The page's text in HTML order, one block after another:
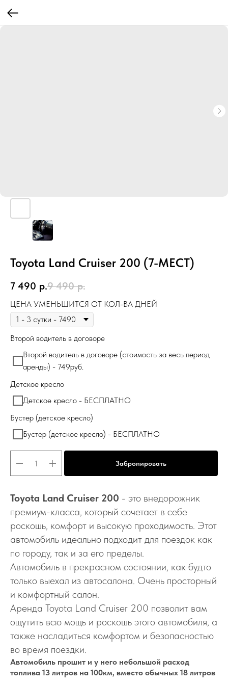
Toyota Land Cruiser 200 (7-МЕСТ)
7 490 р.9 490 р.
ЦЕНА УМЕНЬШИТСЯ ОТ КОЛ-ВА ДНЕЙ
Второй водитель в договоре
Второй водитель в договоре (стоимость за весь период
аренды) - 749руб.
Детское кресло
Детское кресло - БЕСПЛАТНО
Бустер (детское кресло)
Бустер (детское кресло) - БЕСПЛАТНО
Забронировать
Toyota Land Cruiser 200 - это внедорожник
премиум-класса, который сочетает в себе
роскошь, комфорт и высокую проходимость. Этот
автомобиль идеально подходит для поездок как
по городу, так и за его пределы.
Автомобиль в прекрасном состоянии, как будто
только выехал из автосалона. Очень просторный
и комфортный салон.
Аренда Toyota Land Cruiser 200 позволит вам
ощутить всю мощь и роскошь этого автомобиля, а
также насладиться комфортом и безопасностью
во время поездки.
Автомобиль прошит и у него небольшой расход
топлива 13 литров на 100км, вместо обычных 18 литров